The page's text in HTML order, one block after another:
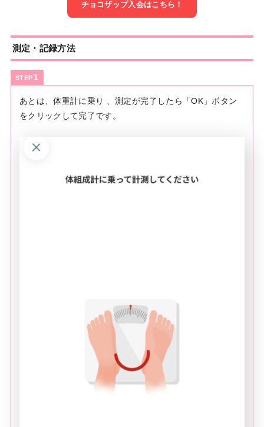
チョコザップ入会はこちら！
測定・記録方法
STEP
あとは、体重計に乗り 、測定が完了したら「OK」ボタン
をクリックして完了です。